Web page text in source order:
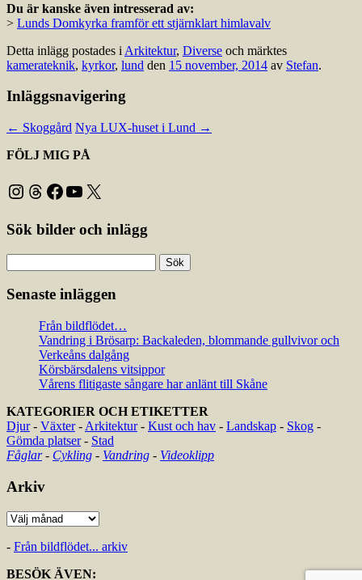
Du är kanske även intresserad av:
> Lunds Domkyrka framför ett stjärnklart himlavalv
Detta inlägg postades i Arkitektur, Diverse och märktes
kamerateknik, kyrkor, lund den 15 november, 2014 av Stefan.
Inläggsnavigering
← Skoggård Nya LUX-huset i Lund →
FÖLJ MIG PÅ
Instagram
Threads
Facebook
YouTube
X
Sök bilder och inlägg
efter:
Senaste inläggen
Från bildflödet…
Vandring i Brösarp: Backaleden, blommande gullvivor och
Verkeåns dalgång
Körsbärsdalens vitsippor
Vårens flitigaste sångare har anlänt till Skåne
KATEGORIER OCH ETIKETTER
Djur- Växter- Arkitektur- Kust och hav - Landskap - Skog -
Gömda platser- Stad
Fåglar- Cykling - Vandring - Videoklipp
Arkiv
Arkiv
- Från bildflödet... arkiv
BESÖK ÄVEN: